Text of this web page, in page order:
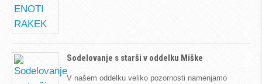
Sodelovanje s starši v oddelku Miške
V našem oddelku veliko pozornosti namenjamo